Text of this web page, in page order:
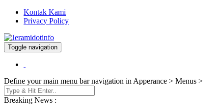
Kontak Kami
Privacy Policy
Jeramidotinfo
Berita dan Informasi Terkini
Toggle navigation
Define your main menu bar navigation in Apperance > Menus >
Breaking News :